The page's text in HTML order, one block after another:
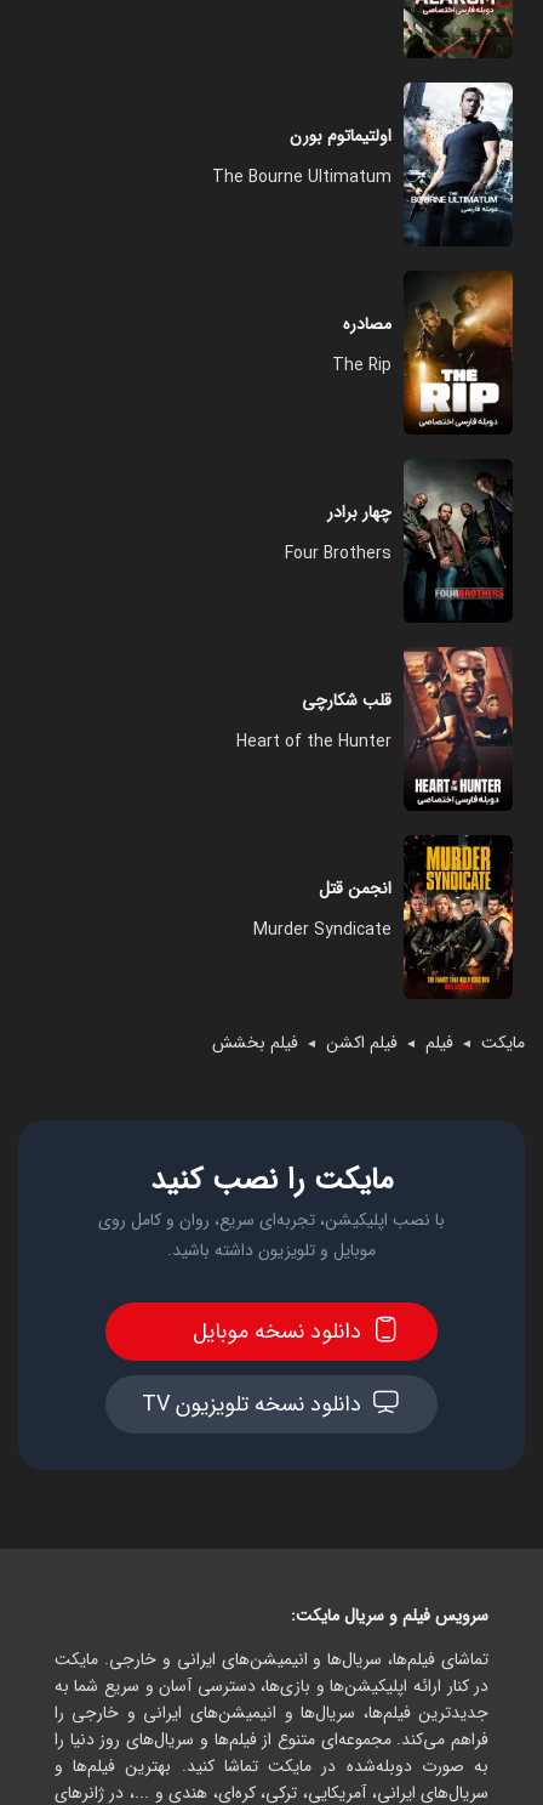
مایکت ◄ فیلم ◄ فیلم اکشن ◄ فیلم بخشش
اولتیماتوم بورن
The Bourne Ultimatum
مصادره
The Rip
چهار برادر
Four Brothers
قلب شکارچی
Heart of the Hunter
انجمن قتل
Murder Syndicate
مایکت را نصب کنید
با نصب اپلیکیشن، تجربه‌ای سریع، روان و کامل روی
موبایل و تلویزیون داشته باشید.
دانلود نسخه موبایل
دانلود نسخه تلویزیون TV
سرویس فیلم و سریال مایکت:
تماشای فیلم‌ها، سریال‌ها و انیمیشن‌های ایرانی و خارجی. مایکت
در کنار ارائه اپلیکیشن‌ها و بازی‌ها، دسترسی آسان و سریع شما به
جدیدترین فیلم‌ها، سریال‌ها و انیمیشن‌های ایرانی و خارجی را
فراهم می‌کند. مجموعه‌ای متنوع از فیلم‌ها و سریال‌های روز دنیا را
به صورت دوبله‌شده در مایکت تماشا کنید. بهترین فیلم‌ها و
سریال‌های ایرانی، آمریکایی، ترکی، کره‌ای، هندی و ...، در ژانرهای